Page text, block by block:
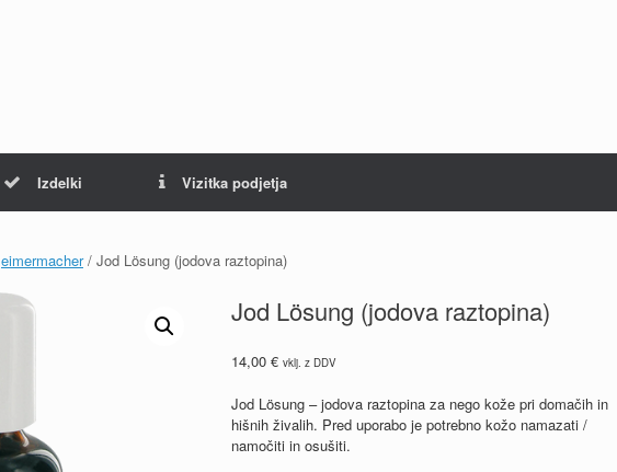
Izdelki Vizitka podjetja
eimermacher/ Jod Lösung (jodova raztopina)
Jod Lösung (jodova raztopina)
14,00€ vklj. z DDV
Jod Lösung – jodova raztopina za nego kože pri domačih in
hišnih živalih. Pred uporabo je potrebno kožo namazati /
namočiti in osušiti.